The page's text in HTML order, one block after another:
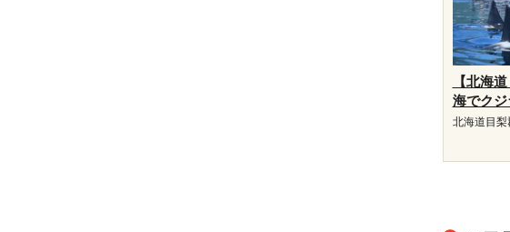
【北海
海でク
北海道目梨